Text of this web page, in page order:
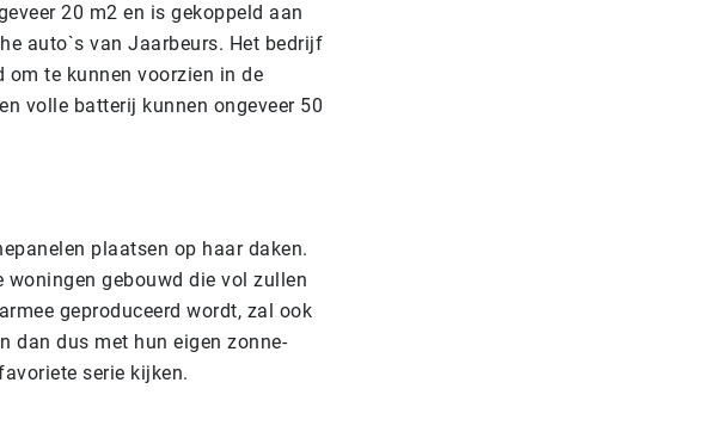
20 m2 en is gekoppeld aan
auto`s van Jaarbeurs. Het bedrijf
om te kunnen voorzien in de
volle batterij kunnen ongeveer 50
plaatsen op haar daken.
woningen gebouwd die vol zullen
geproduceerd wordt, zal ook
dan dus met hun eigen zonne-
serie kijken.